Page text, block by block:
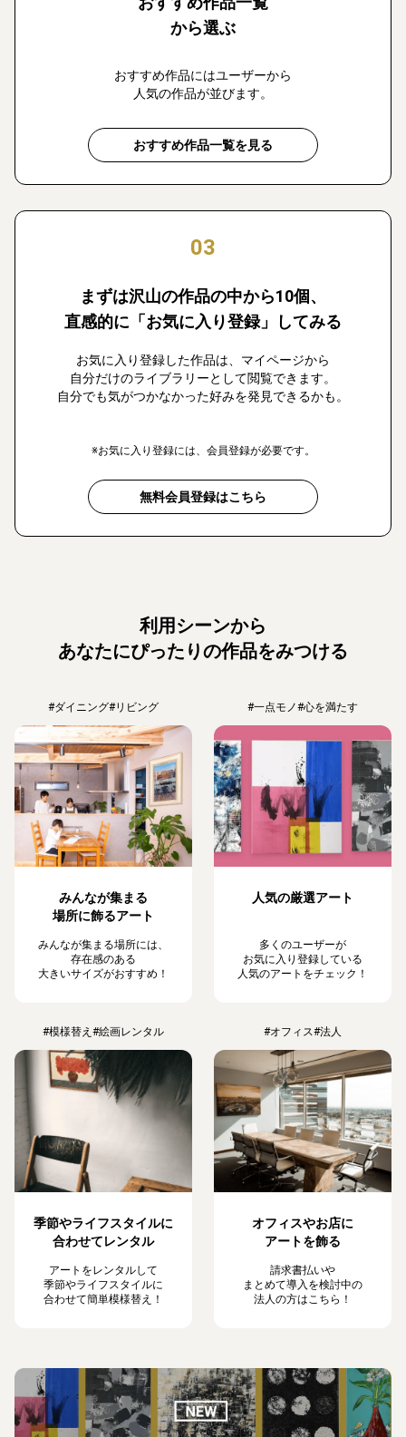
から選ぶ
おすすめ作品にはユーザーから
人気の作品が並びます。
おすすめ作品一覧を見る
03
まずは沢山の作品の中から10個、
直感的に「お気に入り登録」してみる
お気に入り登録した作品は、マイページから
自分だけのライブラリーとして閲覧できます。
自分でも気がつかなかった好みを発見できるかも。
※お気に入り登録には、会員登録が必要です。
無料会員登録はこちら
利用シーンから
あなたにぴったりの作品をみつける
#ダイニング#リビング
みんなが集まる
場所に飾るアート
みんなが集まる場所には、
存在感のある
大きいサイズがおすすめ！
#一点モノ#心を満たす
人気の厳選アート
多くのユーザーが
お気に入り登録している
人気のアートをチェック！
#模様替え #絵画レンタル
季節やライフスタイルに
合わせてレンタル
アートをレンタルして
季節やライフスタイルに
合わせて簡単模様替え！
#オフィス#法人
オフィスやお店に
アートを飾る
請求書払いや
まとめて導入を検討中の
法人の方はこちら！